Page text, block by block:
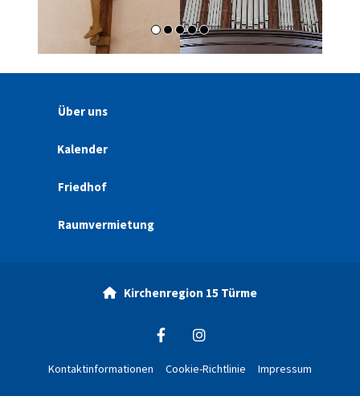
Über uns
Kalender
Friedhof
Raumvermietung
 Kirchenregion 15 Türme
Kontaktinformationen Cookie-Richtlinie Impressum